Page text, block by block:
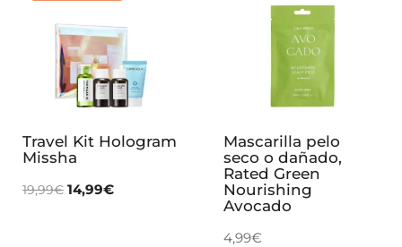
Travel Kit Hologram
Missha
19,99€ 14,99€
Mascarilla pelo
seco o dañado,
Rated Green
Nourishing
Avocado
4,99€